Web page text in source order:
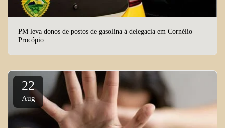
PM leva donos de postos de gasolina à delegacia em Cornélio
Procópio
22
Aug